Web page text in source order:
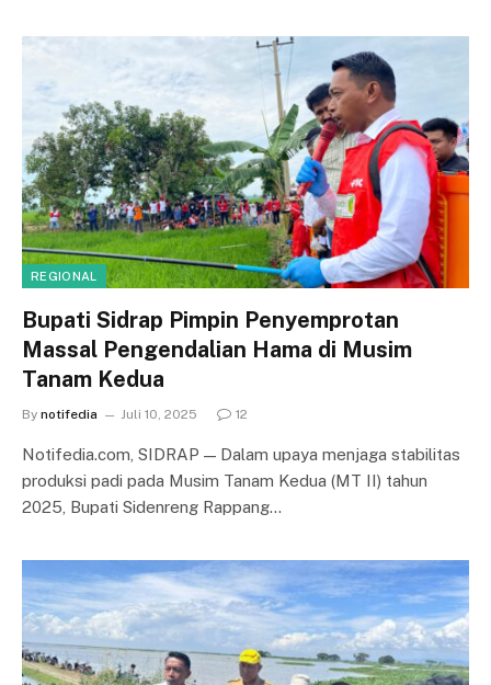
REGIONAL
Bupati Sidrap Pimpin Penyemprotan
Massal Pengendalian Hama di Musim
Tanam Kedua
By notifedia Juli 10, 2025 12
Notifedia.com, SIDRAP — Dalam upaya menjaga stabilitas
produksi padi pada Musim Tanam Kedua (MT II) tahun
2025, Bupati Sidenreng Rappang…